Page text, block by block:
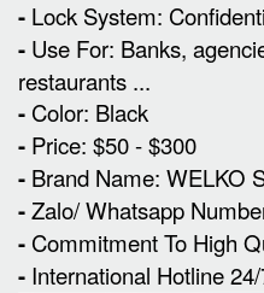
- Lock System:
- Use For: Banks,
restaurants ...
- Color: Black
- Price: $50 - $300
- Brand Name: WELKO
-Zalo/ Whatsapp
- Commitment To High
- International Hotline